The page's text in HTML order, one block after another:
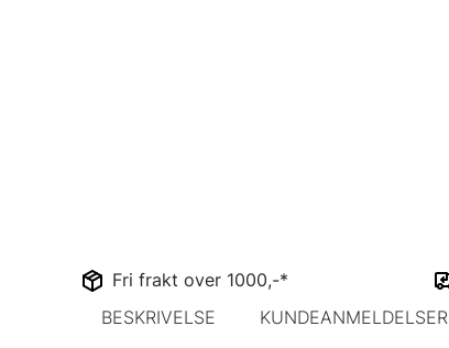
Fri frakt over 1000,-*
BESKRIVELSE KUNDEANMELDELSER